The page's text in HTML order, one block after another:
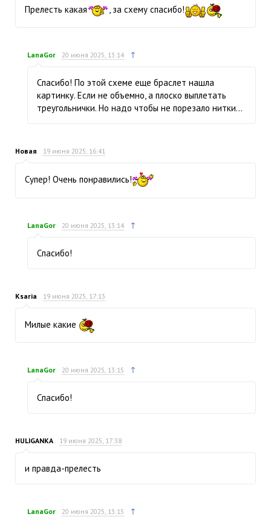
Прелесть какая , за схему спасибо!
LanaGor 20 июня 2025, 13:14 ↑
Спасибо! По этой схеме еще браслет нашла
картинку. Если не объемно, а плоско выплетать
треугольнички. Но надо чтобы не порезало нитки…
Новая 19 июня 2025, 16:41
Супер! Очень понравились!
LanaGor 20 июня 2025, 13:14 ↑
Спасибо!
Ksaria 19 июня 2025, 17:13
Милые какие
LanaGor 20 июня 2025, 13:15 ↑
Спасибо!
HULIGANKA 19 июня 2025, 17:38
и правда-прелесть
LanaGor 20 июня 2025, 13:15 ↑